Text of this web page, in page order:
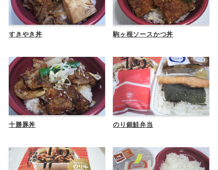
すきやき丼 駒ヶ根ソースかつ丼
十勝豚丼 のり銀鮭弁当